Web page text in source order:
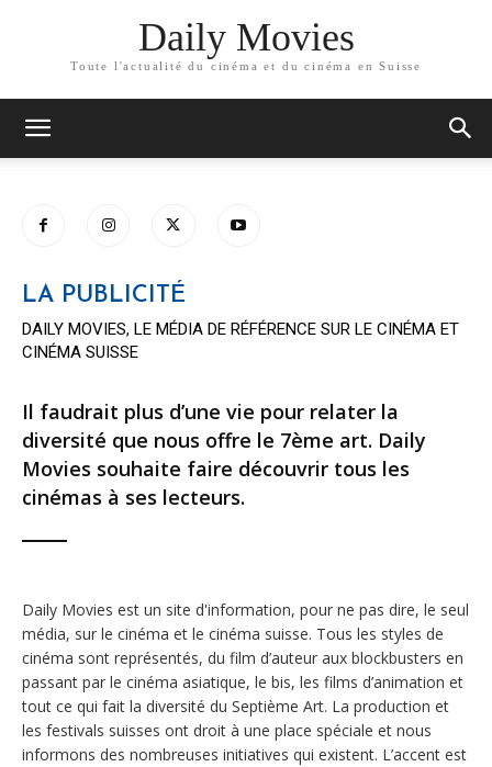
Daily Movies
Toute l'actualité du cinéma et du cinéma en Suisse
LA PUBLICITÉ
DAILY MOVIES, LE MÉDIA DE RÉFÉRENCE SUR LE CINÉMA ET
CINÉMA SUISSE
Il faudrait plus d’une vie pour relater la
diversité que nous offre le 7ème art. Daily
Movies souhaite faire découvrir tous les
cinémas à ses lecteurs.
Daily Movies est un site d'information, pour ne pas dire, le seul
média, sur le cinéma et le cinéma suisse. Tous les styles de
cinéma sont représentés, du film d’auteur aux blockbusters en
passant par le cinéma asiatique, le bis, les films d’animation et
tout ce qui fait la diversité du Septième Art. La production et
les festivals suisses ont droit à une place spéciale et nous
informons des nombreuses initiatives qui existent. L’accent est